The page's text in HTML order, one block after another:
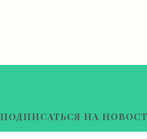
ПОДПИСАТЬСЯ НА